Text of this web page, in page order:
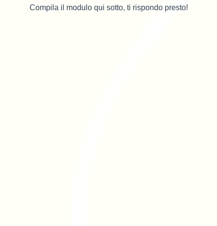
Compila il modulo qui sotto, ti rispondo presto!